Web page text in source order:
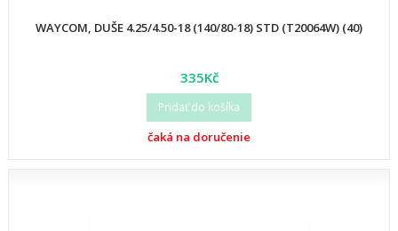
WAYCOM, DUŠE 4.25/4.50-18 (140/80-18) STD (T20064W) (40)
335Kč
Pridať do košíka
čaká na doručenie